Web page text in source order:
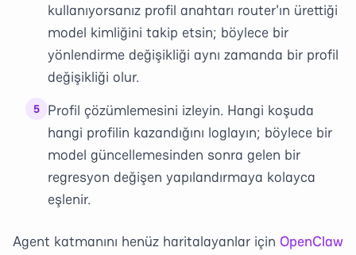
kullanıyorsanız profil anahtarı router'ın ürettiği
model kimliğini takip etsin; böylece bir
yönlendirme değişikliği aynı zamanda bir profil
değişikliği olur.
5
Profil çözümlemesini izleyin. Hangi koşuda
hangi profilin kazandığını loglayın; böylece bir
model güncellemesinden sonra gelen bir
regresyon değişen yapılandırmaya kolayca
eşlenir.
Agent katmanını henüz haritalayanlar için OpenClaw